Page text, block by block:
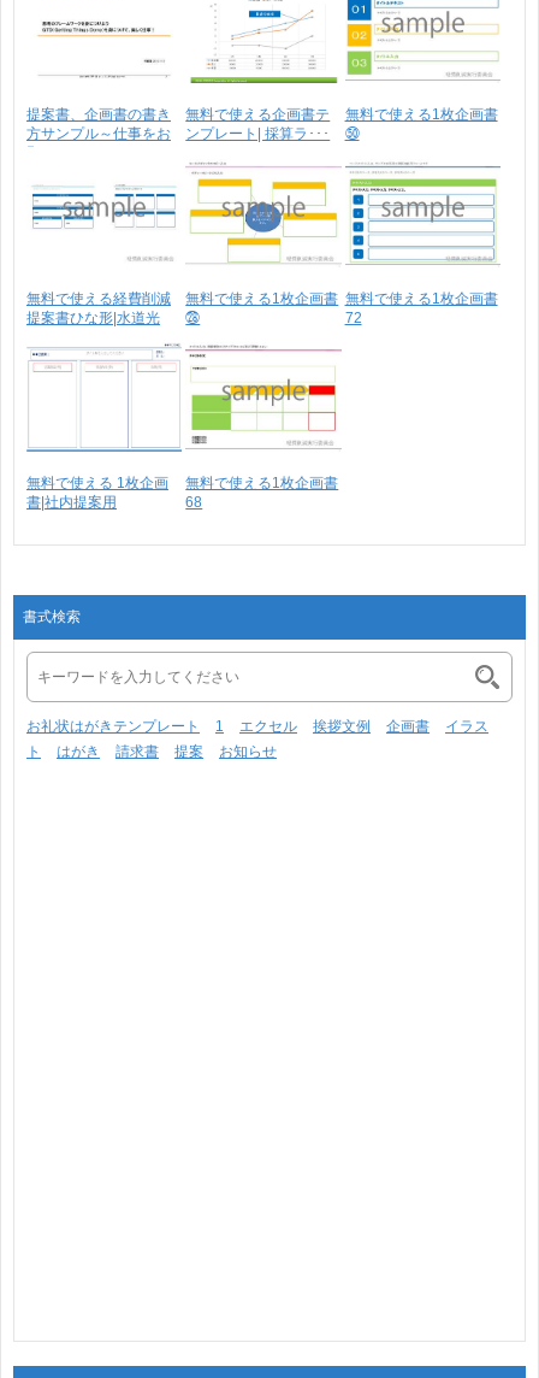
提案書、企画書の書き
方サンプル～仕事をお
無料で使える企画書テ
ンプレート| 採算ラ･･･
無料で使える1枚企画書
㊿
無料で使える経費削減
提案書ひな形|水道光
無料で使える1枚企画書
㉘
無料で使える1枚企画書
72
無料で使える 1枚企画
書|社内提案用
無料で使える1枚企画書
68
書式検索
お礼状はがきテンプレート 1 エクセル 挨拶文例 企画書
イラス
ト
はがき 請求書 提案 お知らせ